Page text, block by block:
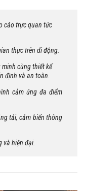
cáo trực quan tức
thực trên di động.
cùng thiết kế
định và an toàn.
cảm ứng đa điểm
tải, cảm biến thông
và hiện đại.